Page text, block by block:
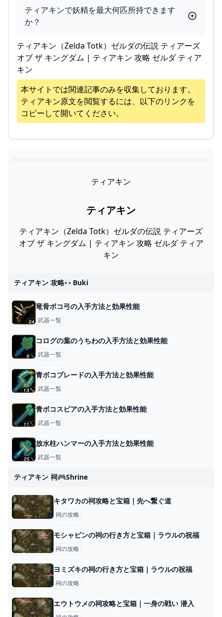
ティアキンで妖精を最大何匹所持できます
か？
ティアキン（Zelda Totk）ゼルダの伝説 ティアーズ
オブ ザ キングダム | ティアキン 攻略 ゼルダ ティア
キン
本サイトでは関連記事のみを収集しております。
ティアキン原文を閲覧するには、以下のリンクを
コピーして開いてください。
ティアキン
ティアキン
ティアキン（Zelda Totk）ゼルダの伝説 ティアーズ
オブ ザ キングダム | ティアキン 攻略 ゼルダ ティア
キン
ティアキン 攻略👀buki
竜骨ボコ弓の入手方法と効果性能
武器一覧
コログの葉のうちわの入手方法と効果性能
武器一覧
青ボコブレードの入手方法と効果性能
武器一覧
青ボコスピアの入手方法と効果性能
武器一覧
放水柱ハンマーの入手方法と効果性能
武器一覧
ティアキン 祠🎮shrine
キタワカの祠攻略と宝箱｜先へ繋ぐ道
祠の攻略
モシャピンの祠の行き方と宝箱｜ラウルの祝福
祠の攻略
ヨミズキの祠の行き方と宝箱｜ラウルの祝福
祠の攻略
エウトウメの祠攻略と宝箱｜一身の戦い 潜入